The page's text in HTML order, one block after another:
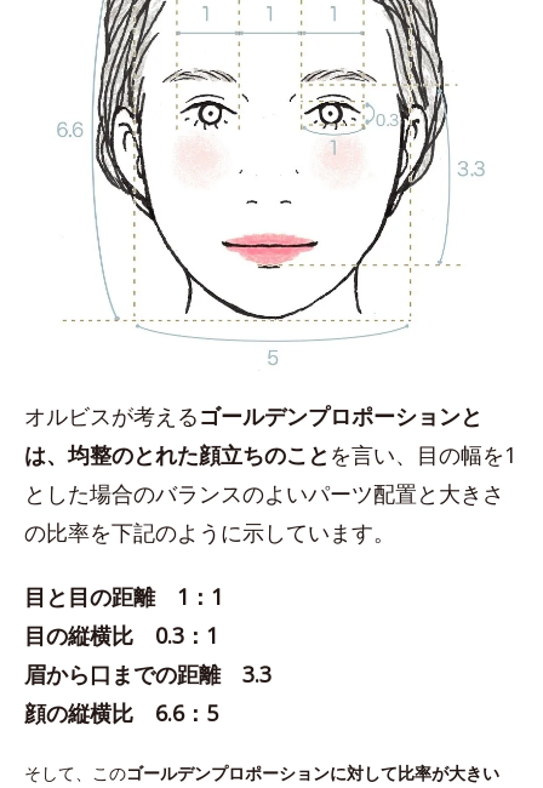
オルビスが考えるゴールデンプロポーションと
は、均整のとれた顔立ちのこと を言い、目の幅を1
とした場合のバランスのよいパーツ配置と大きさ
の比率を下記のように示しています。
目と目の距離 1：1
目の縦横比 0.3：1
眉から口までの距離 3.3
顔の縦横比 6.6：5
そして、このゴールデンプロポーションに対して比率が大きい